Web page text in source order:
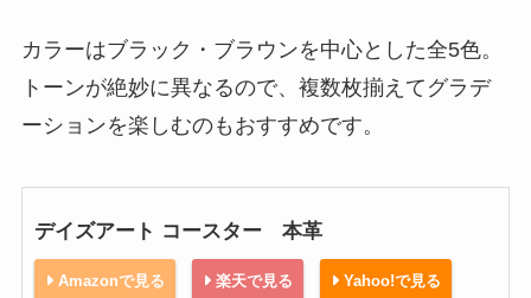
カラーはブラック・ブラウンを中心とした全5色。
トーンが絶妙に異なるので、複数枚揃えてグラデ
ーションを楽しむのもおすすめです。
デイズアート コースター 本革
Amazonで見る 楽天で見る Yahoo!で見る